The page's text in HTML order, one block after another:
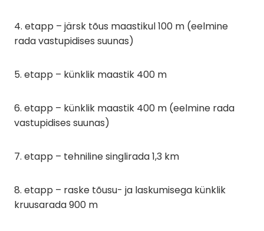
4. etapp – järsk tõus maastikul 100 m (eelmine
rada vastupidises suunas)
5. etapp – künklik maastik 400 m
6. etapp – künklik maastik 400 m (eelmine rada
vastupidises suunas)
7. etapp – tehniline singlirada 1,3 km
8. etapp – raske tõusu- ja laskumisega künklik
kruusarada 900 m